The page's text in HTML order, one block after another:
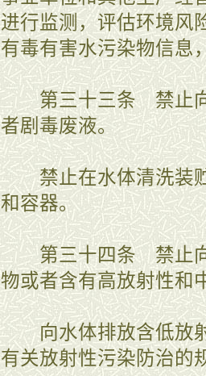
进行监测，评估环境风
有毒有害水污染物信息
第三十三条 禁止向
者剧毒废液。
禁止在水体清洗装贮
和容器。
第三十四条 禁止向
物或者含有高放射性和
向水体排放含低放射
有关放射性污染防治的